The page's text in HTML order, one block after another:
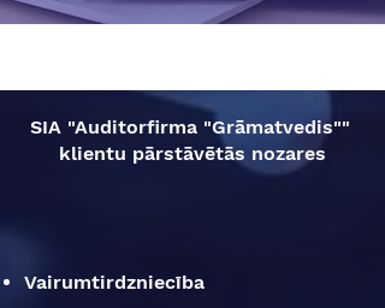
SIA "Auditorfirma "Grāmatvedis""
klientu pārstāvētās nozares
Vairumtirdzniecība